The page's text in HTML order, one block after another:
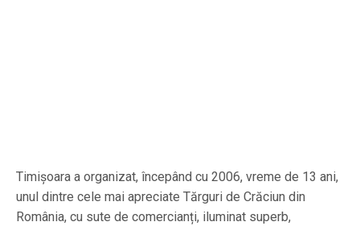
Timișoara a organizat, începând cu 2006, vreme de 13 ani,
unul dintre cele mai apreciate Tărguri de Crăciun din
România, cu sute de comercianți, iluminat superb,